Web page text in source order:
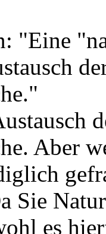
"Eine
Aber
Sie
es